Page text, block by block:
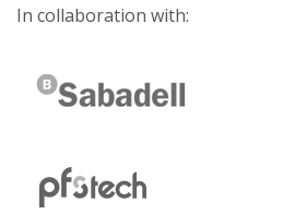
In collaboration with: